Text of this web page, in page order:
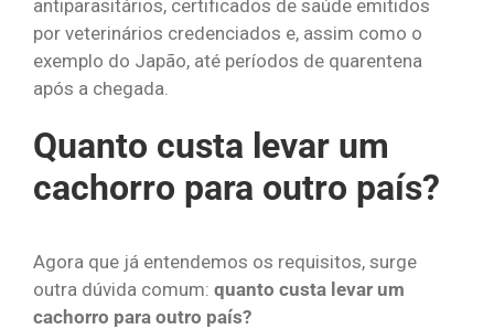
antiparasitários, certificados de saúde emitidos
por veterinários credenciados e, assim como o
exemplo do Japão, até períodos de quarentena
após a chegada.
Quanto custa levar um
cachorro para outro país?
Agora que já entendemos os requisitos, surge
outra dúvida comum: quanto custa levar um
cachorro para outro país?